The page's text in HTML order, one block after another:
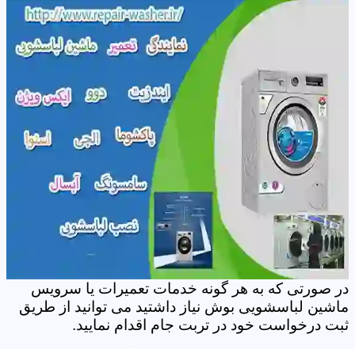
در صورتی که به هر گونه خدمات تعمیرات یا سرویس
ماشین لباسشویی بوش نیاز داشتید می توانید از طریق
ثبت درخواست خود در تربت جام اقدام نمایید.